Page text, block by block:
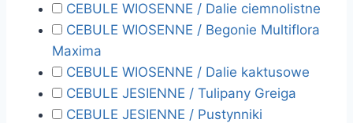
CEBULE WIOSENNE / Dalie ciemnolistne
CEBULE WIOSENNE / Begonie Multiflora
Maxima
CEBULE WIOSENNE / Dalie kaktusowe
CEBULE JESIENNE / Tulipany Greiga
CEBULE JESIENNE / Pustynniki